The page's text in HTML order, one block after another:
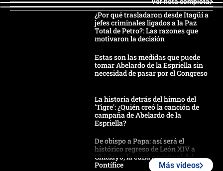
Ver nota completa
¿Por qué trasladaron desde Itagüí a
jefes criminales ligados a la Paz
Total de Petro?: Las razones que
motivaron la decisión
Estas son las medidas que puede
tomar Abelardo de la Espriella sin
necesidad de pasar por el Congreso
La historia detrás del himno del
'Tigre': ¿Quién creó la canción de
campaña de Abelardo de la
Espriella?
De obispo a Papa: así será el
histórico regreso de León XIV a
Chiclayo, la cuna espiritual del
Pontífice
Más videos